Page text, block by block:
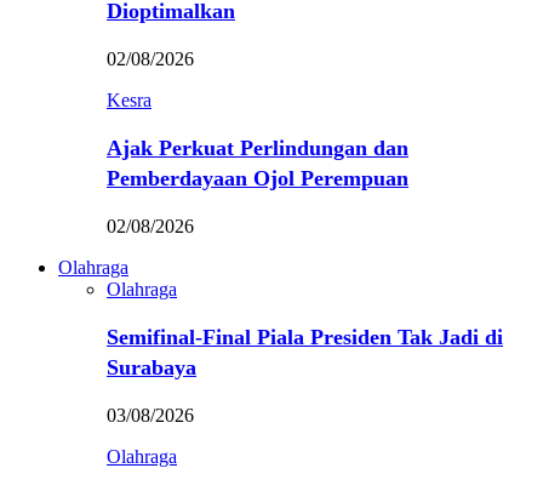
Dioptimalkan
02/08/2026
Kesra
Ajak Perkuat Perlindungan dan
Pemberdayaan Ojol Perempuan
02/08/2026
Olahraga
Olahraga
Semifinal-Final Piala Presiden Tak Jadi di
Surabaya
03/08/2026
Olahraga